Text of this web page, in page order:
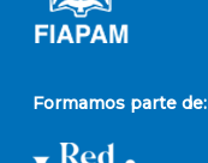
Formamos parte de: